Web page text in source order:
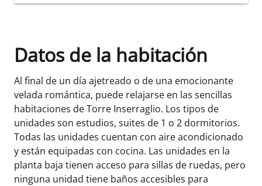
Datos de la habitación
Al final de un día ajetreado o de una emocionante
velada romántica, puede relajarse en las sencillas
habitaciones de Torre Inserraglio. Los tipos de
unidades son estudios, suites de 1 o 2 dormitorios.
Todas las unidades cuentan con aire acondicionado
y están equipadas con cocina. Las unidades en la
planta baja tienen acceso para sillas de ruedas, pero
ninguna unidad tiene baños accesibles para